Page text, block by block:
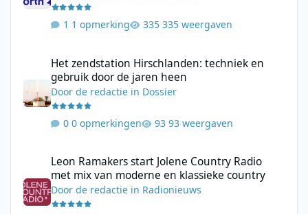
1 opmerking 335 weergaven
Het zendstation Hirschlanden: techniek en
gebruik door de jaren heen
Doorde redactie in Dossier
0 opmerkingen 93 weergaven
Leon Ramakers start Jolene Country Radio
met mix van moderne en klassieke country
Doorde redactie in Radionieuws